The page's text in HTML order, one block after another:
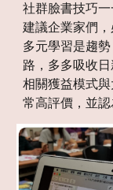
社群臉書技巧
建議企業家們
多元學習是趨
路，多多吸收
相關獲益模式
常高評價，並認